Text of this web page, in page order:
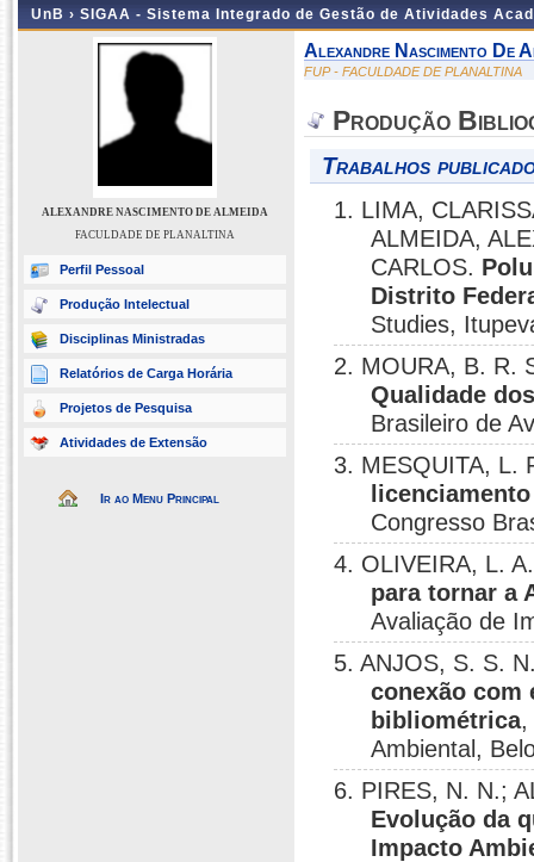
UnB › SIGAA - Sistema Integrado de Gestão de Atividades
ALEXANDRE NASCIMENTO DE ALMEIDA
FACULDADE DE PLANALTINA
Perfil Pessoal
Produção Intelectual
Disciplinas Ministradas
Relatórios de Carga Horária
Projetos de Pesquisa
Atividades de Extensão
Ir ao Menu Principal
Alexandre Nascimento De
FUP - FACULDADE DE PLANALTINA
Produção
Trabalhos
1. LIMA,
ALMEIDA,
CARLOS.
Distrito
Studies,
2. MOURA, B. R.
Qualidade
Brasileiro de
3. MESQUITA, L.
Congresso
4. OLIVEIRA, L.
para tornar a
Avaliação de
5. ANJOS, S. S.
conexão com
bibliométrica,
Ambiental,
6. PIRES, N. N.;
Evolução da
Impacto